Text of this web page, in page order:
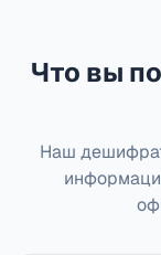
Что вы
Наш